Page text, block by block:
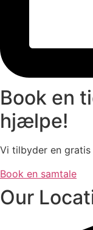
Book en
hjælpe!
Vi tilbyder en gratis
Book en samtale
Our